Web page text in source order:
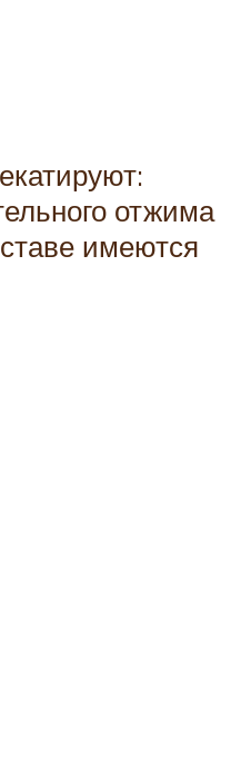
отжима
имеются